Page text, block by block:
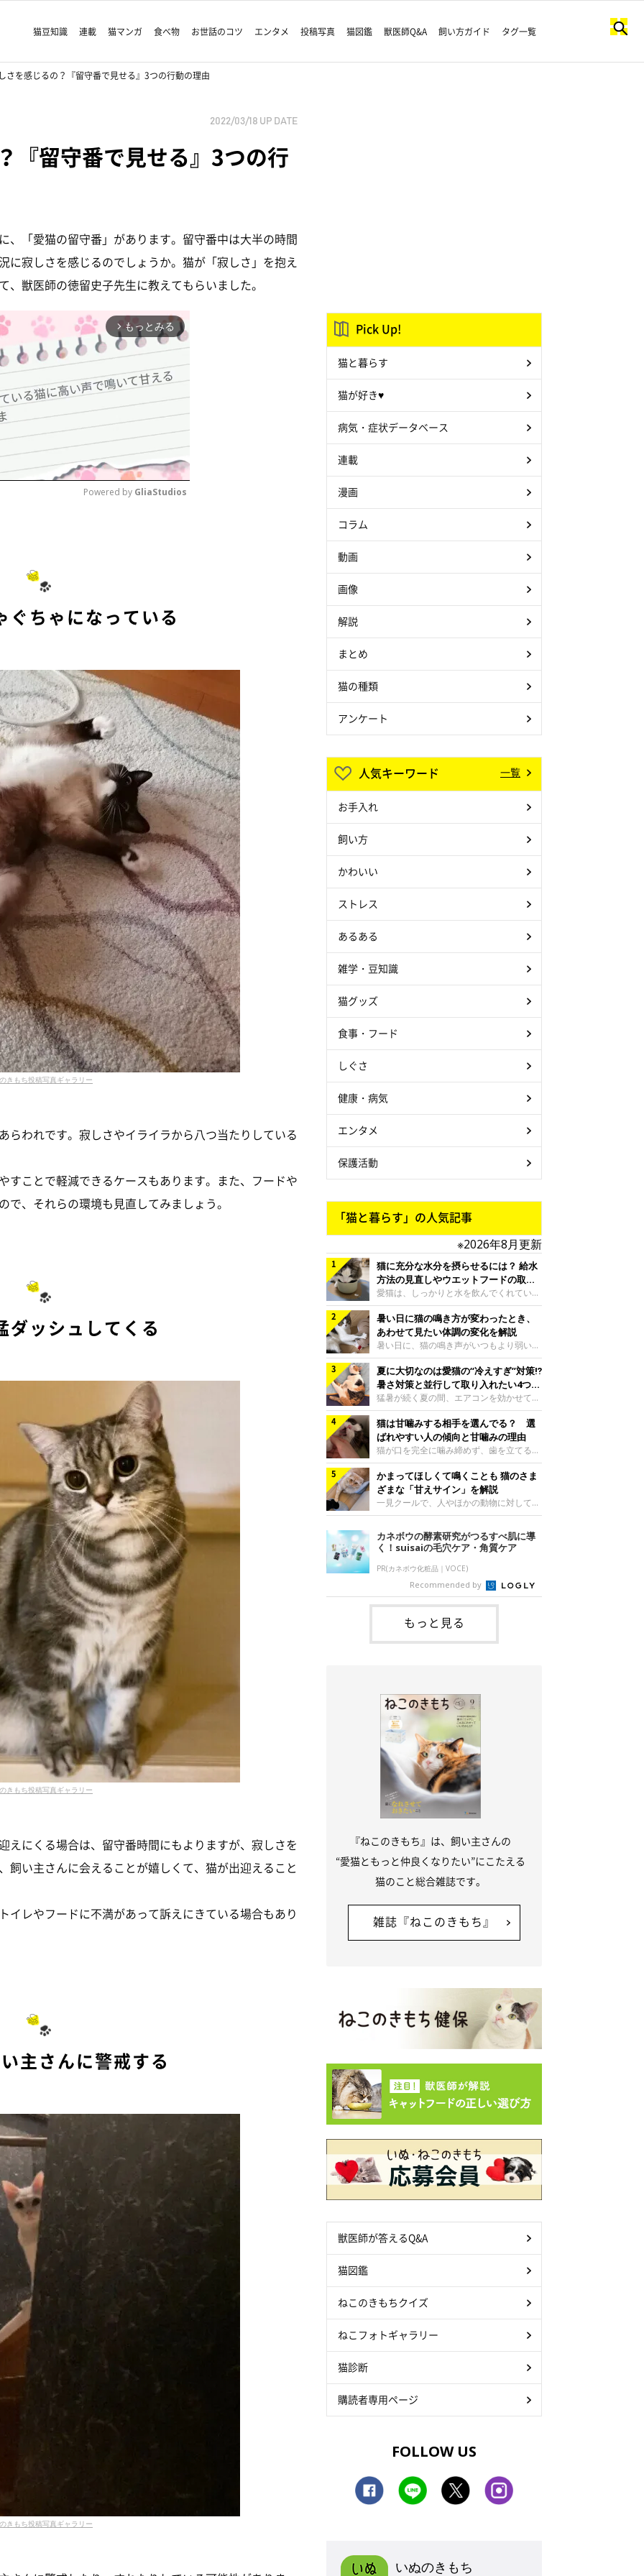
猫豆知識 連載 猫マンガ 食べ物 お世話のコツ エンタメ 投稿写真 猫図鑑 獣医師Q&A 飼い方ガイド タグ一覧
さを感じるの？『留守番で見せる』3つの行動の理由
2022/03/18 UP DATE
『留守番で見せる』3つの行
、「愛猫の留守番」があります。留守番中は大半の時間
に寂しさを感じるのでしょうか。猫が「寂しさ」を抱え
獣医師の徳留史子先生に教えてもらいました。
arrow_forward_ios もっとみる
Powered by GliaStudios
ぐちゃになっている
きもち投稿写真ギャラリー
らわれです。寂しさやイライラから八つ当たりしている
すことで軽減できるケースもあります。また、フードや
、それらの環境も見直してみましょう。
ダッシュしてくる
きもち投稿写真ギャラリー
えにくる場合は、留守番時間にもよりますが、寂しさを
飼い主さんに会えることが嬉しくて、猫が出迎えること
イレやフードに不満があって訴えにきている場合もあり
主さんに警戒する
きもち投稿写真ギャラリー
Pick Up!
猫と暮らす
猫が好き♥
病気・症状データベース
連載
漫画
コラム
動画
画像
解説
まとめ
猫の種類
アンケート
人気キーワード 一覧
お手入れ
飼い方
かわいい
ストレス
あるある
雑学・豆知識
猫グッズ
食事・フード
しぐさ
健康・病気
エンタメ
保護活動
「猫と暮らす」の人気記事
※2026年8月更新
猫に充分な水分を摂らせるには？ 給水
方法の見直しやウエットフードの取り
入れ方を解説
愛猫は、しっかりと水を飲んでくれていま
すか？ 夏場はエアコンで室内が涼しいこ
ともあり、猫があまり水を飲まないこと
も。積極的に水分を摂らせるためには、給
水方法を見直したり、フードから水分を摂
らせたりする方法があります。今回は獣医
師の重本仁先生に、猫に水分を摂らせるた
めにできるためできる工夫を教えていただ
きました。ボウルの高さを愛猫の好みにね
このきもち投稿写真ギャラリー水飲みボウ
ルの高さは、猫が飲むときに頭が胃より下
にならないように設定すると飲みやすいで
しょう。首を深く折り曲げずに済むため、
関節や食道への負
暑い日に猫の鳴き方が変わったとき、
あわせて見たい体調の変化を解説
暑い日に、猫の鳴き声がいつもより弱い、
かすれる、しつこく鳴くなど、ふだんと違
って聞こえることがあります。 そんなと
き、あわせてどのような様子を確認したら
よいのでしょうか。暑い日に猫の鳴き方が
変わるときの見方や注意したい体調の変化
などについて、ねこのきもち獣医師相談室
の山口みき先生に伺いました。 鳴き方の
変化だけで判断せず、全身の様子も確認し
てねこのきもち投稿写真ギャラリー猫の鳴
き方が変わったとき、暑さと関係している
ように見えることがあります。 ただ、鳴
き声だけで原因を決めるのは難しく、体調
や環境の変化を
夏に大切なのは愛猫の“冷えすぎ”対策⁉
暑さ対策と並行して取り入れたい4つの
工夫
猛暑が続く夏の間、エアコンを効かせて室
内を冷やしますよね。しかし、人にとって
は快適な温度でも、猫にとっては温度が低
すぎることも。暑さ対策と並行して、冷え
すぎ対策もしっかりと行うことが大切で
す。今回は獣医師の重本仁先生に、猫の冷
えすぎを防ぐ4つの対策を教えていただき
ました。（1） 冷房の効いていない部屋に
行き来できるようにするねこのきもち投稿
写真ギャラリー猫が寒いと感じたときに、
ましょう。冷房の効いていない部屋や廊下
へも自由に行き来できるように、ドアは猫
が通れる程度に
猫は甘噛みする相手を選んでる？ 選
ばれやすい人の傾向と甘噛みの理由
猫が口を完全に噛み締めず、歯を立てる程
度に噛む“甘噛み”。遊びやスキンシップの
ときに繰り出すことがありますが、同じ家
族でも噛まれる頻度に違いがあると感じる
ことも。ねこのきもちWEB MAGAZINEで
は、飼い主さんたちにアンケートを実施
し、愛猫が甘噛みする相手を選んでいると
感じる状況を教えてもらいました。また、
ねこのきもち獣医師相談室の原駿太朗先生
には、実際に猫は甘噛みする相手を選んで
いるのか、その真相をお聞きします。約6
割の飼い主さんが「甘噛みする相手を選ん
でいる」と感じていた※2026年5月実施
かまってほしくて鳴くことも 猫のさま
ざまな「甘えサイン」を解説
一見クールで、人やほかの動物に対してあ
まり求めないように見える猫。しかし、実
は甘えん坊な性格の猫も少なくありませ
ん。今回は猫たちが出している“甘えサイ
ン”について、帝京科学大学生命環境学部
アニマルサイエンス学科准教授の加隈良枝
先生に教えていただきました。鳴くのは、
かまってほしいサインねこのきもち投稿写
真ギャラリーもともと、子猫が親猫に対し
てお世話を求めるときに鳴き声を使いま
す。子猫なので「ニャー」よりもややか細
い「ミャア」といった鳴き声になります
カネボウの酵素研究がつるすべ肌に導
く！suisaiの毛穴ケア・角質ケア
PR(カネボウ化粧品｜VOCE)
Recommended by
もっと見る
『ねこのきもち』は、飼い主さんの
“愛猫ともっと仲良くなりたい”にこたえる
猫のこと総合雑誌です。
雑誌『ねこのきもち』
獣医師が答えるQ&A
猫図鑑
ねこのきもちクイズ
ねこフォトギャラリー
猫診断
購読者専用ページ
FOLLOW US
いぬのきもち